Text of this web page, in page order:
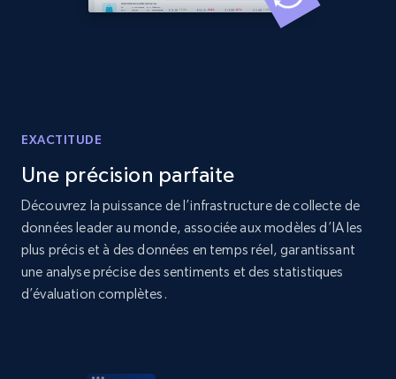
2.1K+ 353+ Commencer
URL, Domain, Country code, Model number,
Sku, Product id, Product name, Manufacturer,
and more.
2.1K+ 353+ Commencer
URL, Domain, Country code, Model number,
EXACTITUDE
Une précision parfaite
Découvrez la puissance de l’infrastructure de collecte de
données leader au monde, associée aux modèles d’IA les
plus précis et à des données en temps réel, garantissant
une analyse précise des sentiments et des statistiques
d’évaluation complètes.